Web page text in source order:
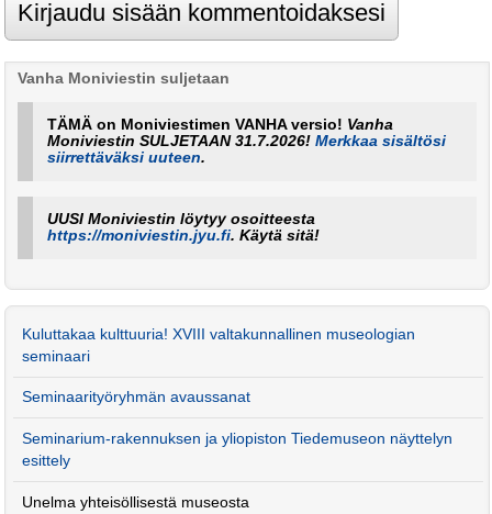
Vanha Moniviestin suljetaan
TÄMÄ on Moniviestimen VANHA versio! Vanha
Moniviestin SULJETAAN 31.7.2026!Merkkaa sisältösi
siirrettäväksi uuteen.
UUSI Moniviestin löytyy osoitteesta
https://moniviestin.jyu.fi. Käytä sitä!
Kuluttakaa kulttuuria! XVIII valtakunnallinen museologian
seminaari
Seminaarityöryhmän avaussanat
Seminarium-rakennuksen ja yliopiston Tiedemuseon näyttelyn
esittely
Unelma yhteisöllisestä museosta